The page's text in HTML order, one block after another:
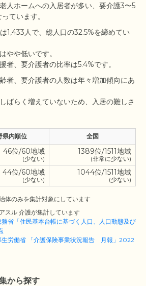
人ホームへの入居者が多い、要介護3〜5
1,433人で、総人口の32.5%を締めてい
やや低いです。
者、要介護者の人数は年々増加傾向にあ
ばらく増えていないため、入居の難しさ
県内順位
全国
46位/60地域
(少ない)
1389位/1511地域
(非常に少ない)
44位/60地域
(少ない)
1044位/1511地域
(少ない)
体のみを集計対象にしています
スル 介護が集計しています
務省「住民基本台帳に基づく人口、人口動態及び
生労働省 「介護保険事業状況報告 月報」2022
から探す